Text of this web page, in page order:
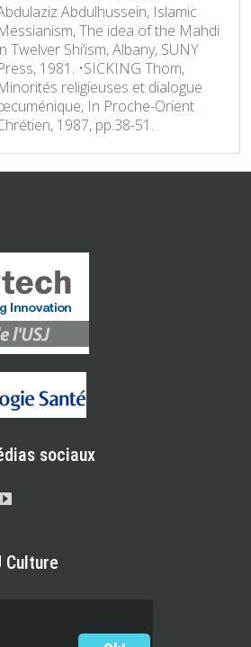
Abdulhussein, Islamic
The idea of the Mahdi
Twelver Shi‘ism, Albany, SUNY
1981. •SICKING Thom,
religieuses et dialogue
In Proche-Orient
1987, pp.38-51.
sociaux